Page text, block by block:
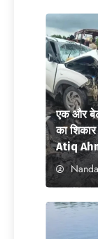
एक और
का
Atiq